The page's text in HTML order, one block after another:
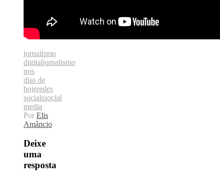
jornalismo
digitaljornalismo
nos
dias de
hojeredes
sociaissocial
media
Por Elis
Amâncio
Deixe
uma
resposta